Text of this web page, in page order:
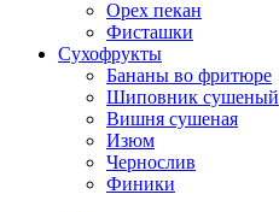
Орех пекан
Фисташки
Сухофрукты
Бананы во фритюре
Шиповник сушеный
Вишня сушеная
Изюм
Чернослив
Финики